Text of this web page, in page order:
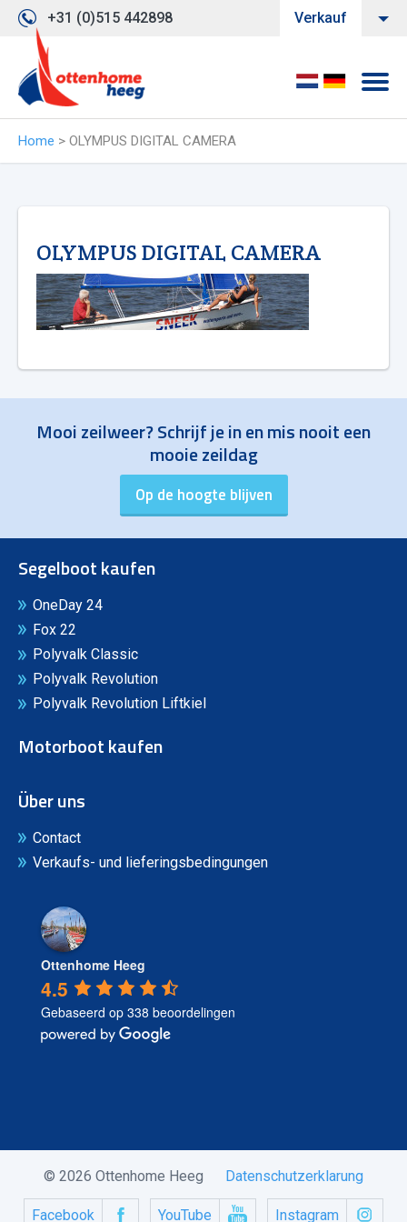
+31 (0)515 442898 Verkauf
Home > OLYMPUS DIGITAL CAMERA
OLYMPUS DIGITAL CAMERA
Mooi zeilweer? Schrijf je in en mis nooit een
mooie zeildag
Segelboot kaufen
OneDay 24
Fox 22
Polyvalk Classic
Polyvalk Revolution
Polyvalk Revolution Liftkiel
Motorboot kaufen
Über uns
Contact
Verkaufs- und lieferingsbedingungen
Ottenhome Heeg
4.5
Gebaseerd op 338 beoordelingen
© 2026 Ottenhome Heeg Datenschutzerklarung
Facebook YouTube Instagram